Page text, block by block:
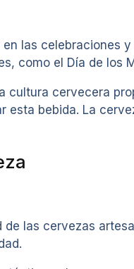
las celebraciones
como el Día de los
cervecera
bebida. La
las cervezas